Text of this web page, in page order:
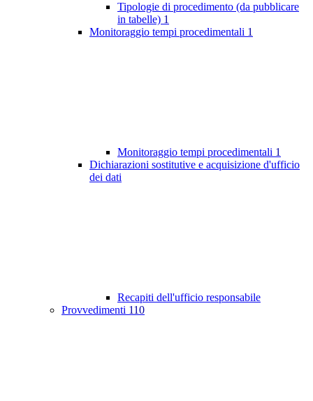
Tipologie di procedimento (da pubblicare
in tabelle) 1
Monitoraggio tempi procedimentali 1
Monitoraggio tempi procedimentali 1
Dichiarazioni sostitutive e acquisizione d'ufficio
dei dati
Recapiti dell'ufficio responsabile
Provvedimenti 110